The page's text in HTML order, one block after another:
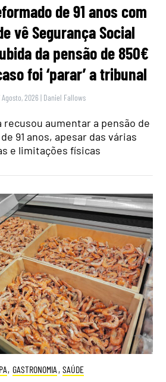
de 91 anos com
vê Segurança Social
da pensão de 850€
foi ‘parar’ a tribunal
Agosto, 2026 | Daniel Fallows
aumentar a pensão de
91 anos, apesar das várias
e limitações físicas
, GASTRONOMIA , SAÚDE